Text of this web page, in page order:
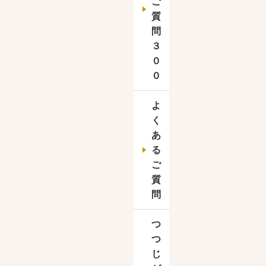
体操教室、キックボクシング体験
質
問
３
０
０
よ
く
あ
る
ご
質
問
つ
つ
じ